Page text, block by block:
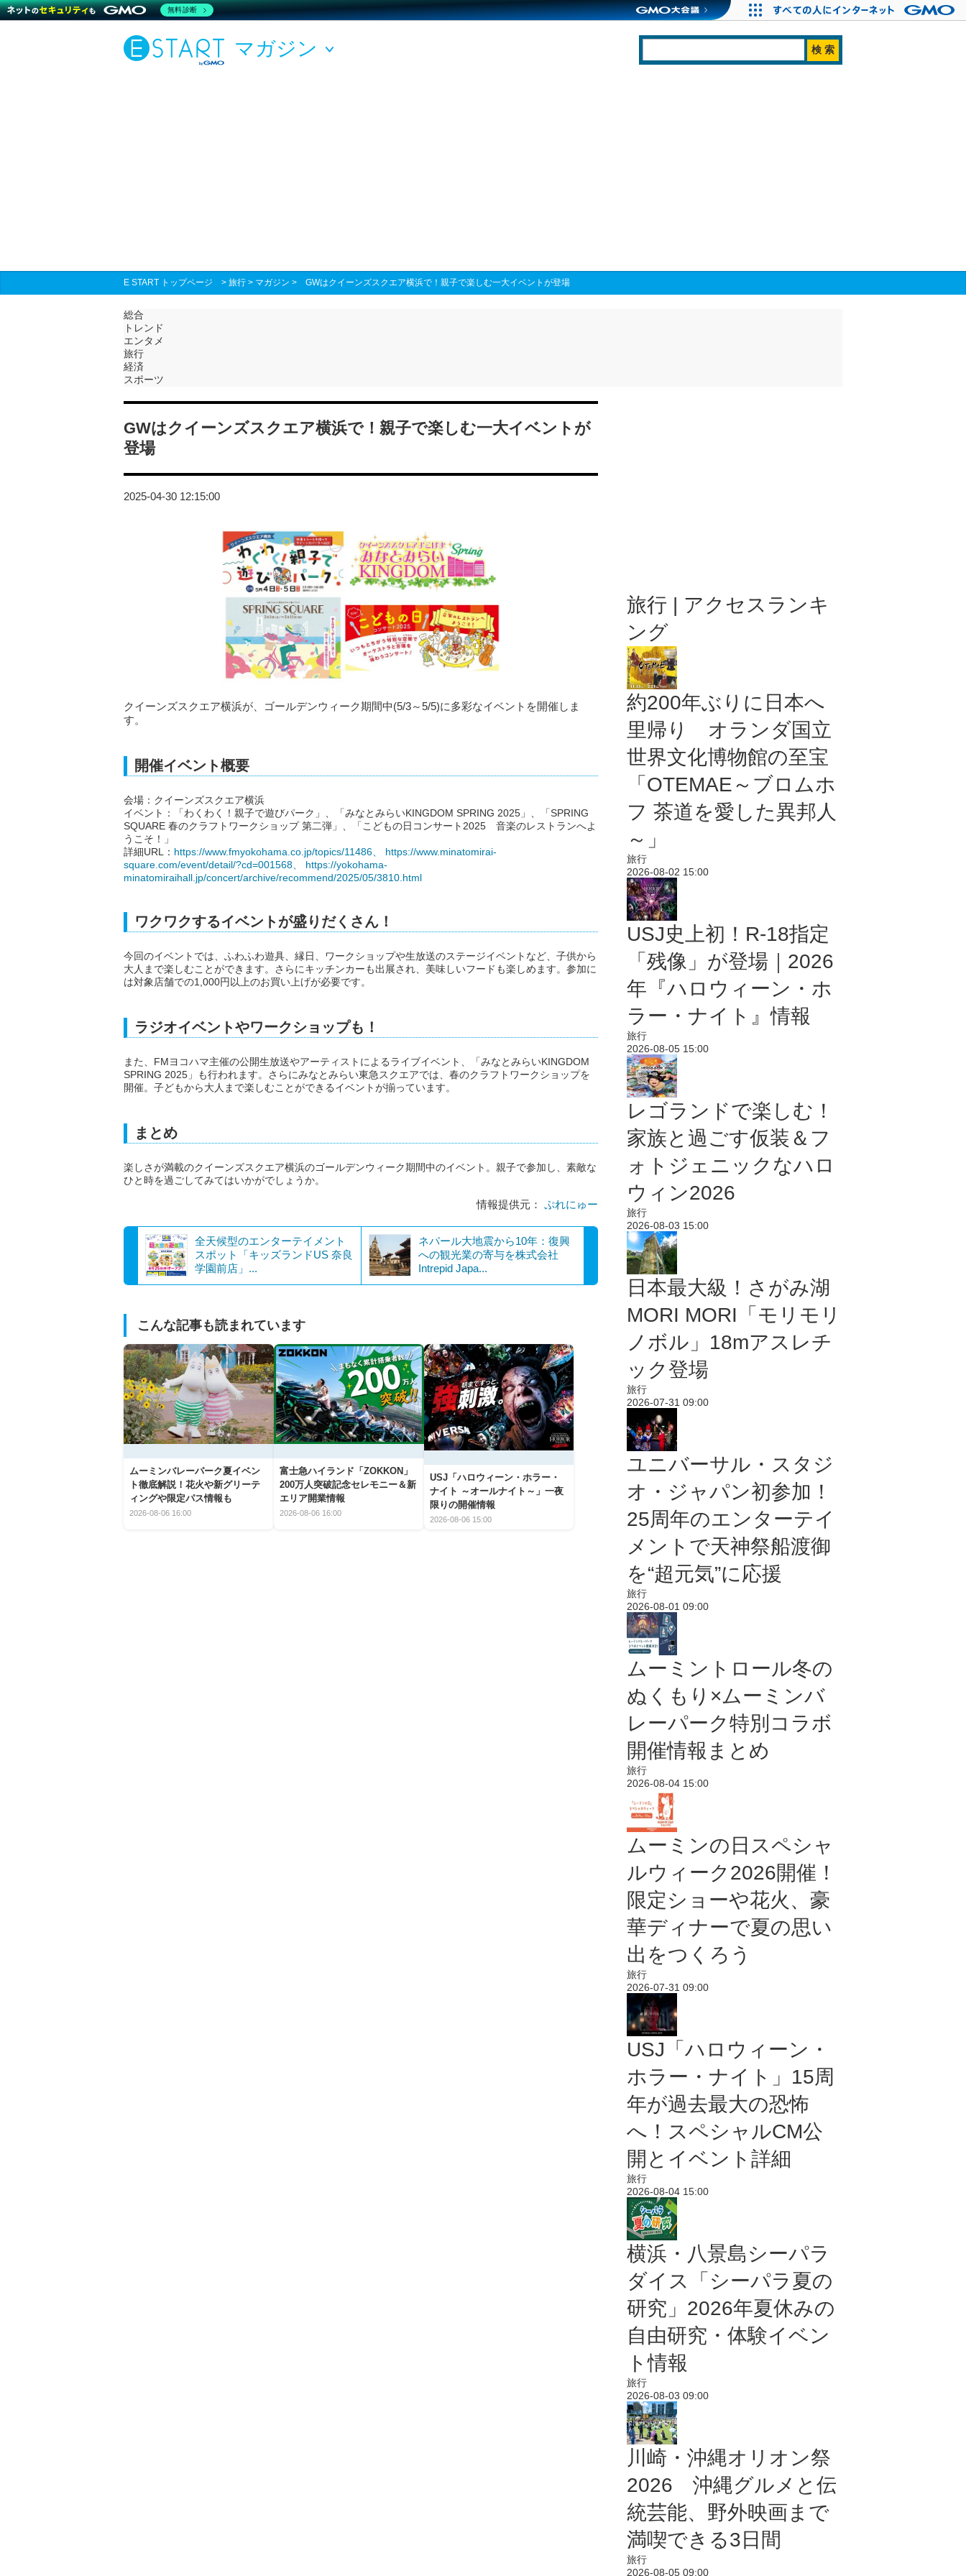
マガジン
E START トップページ > 旅行 > マガジン > GWはクイーンズスクエア横浜で！親子で楽しむ一大イベントが登場
総合
トレンド
エンタメ
旅行
経済
スポーツ
GWはクイーンズスクエア横浜で！親子で楽しむ一大イベントが
登場
2025-04-30 12:15:00
クイーンズスクエア横浜が、ゴールデンウィーク期間中(5/3～5/5)に多彩なイベントを開催しま
す。
開催イベント概要
会場：クイーンズスクエア横浜
イベント：「わくわく！親子で遊びパーク」、「みなとみらいKINGDOM SPRING 2025」、「SPRING
SQUARE 春のクラフトワークショップ 第二弾」、「こどもの日コンサート2025 音楽のレストランへよ
うこそ！」
詳細URL： https://www.fmyokohama.co.jp/topics/11486、
https://www.minatomirai-
square.com/event/detail/?cd=001568、
https://yokohama-
minatomiraihall.jp/concert/archive/recommend/2025/05/3810.html
ワクワクするイベントが盛りだくさん！
今回のイベントでは、ふわふわ遊具、縁日、ワークショップや生放送のステージイベントなど、子供から
大人まで楽しむことができます。さらにキッチンカーも出展され、美味しいフードも楽しめます。参加に
は対象店舗での1,000円以上のお買い上げが必要です。
ラジオイベントやワークショップも！
また、FMヨコハマ主催の公開生放送やアーティストによるライブイベント、「みなとみらいKINGDOM
SPRING 2025」も行われます。さらにみなとみらい東急スクエアでは、春のクラフトワークショップを
開催。子どもから大人まで楽しむことができるイベントが揃っています。
まとめ
楽しさが満載のクイーンズスクエア横浜のゴールデンウィーク期間中のイベント。親子で参加し、素敵な
ひと時を過ごしてみてはいかがでしょうか。
情報提供元： ぷれにゅー
全天候型のエンターテイメント
スポット「キッズランドUS 奈良
学園前店」...
ネパール大地震から10年：復興
への観光業の寄与を株式会社
Intrepid Japa...
こんな記事も読まれています
ムーミンバレーパーク夏イベン
ト徹底解説！花火や新グリーテ
ィングや限定パス情報も
2026-08-06 16:00
富士急ハイランド「ZOKKON」
200万人突破記念セレモニー＆新
エリア開業情報
2026-08-06 16:00
USJ「ハロウィーン・ホラー・
ナイト ～オールナイト～」一夜
限りの開催情報
2026-08-06 15:00
旅行 | アクセスランキ
ング
約200年ぶりに日本へ
里帰り オランダ国立
世界文化博物館の至宝
「OTEMAE～ブロムホ
フ 茶道を愛した異邦人
～」
旅行
2026-08-02 15:00
USJ史上初！R-18指定
「残像」が登場｜2026
年『ハロウィーン・ホ
ラー・ナイト』情報
旅行
2026-08-05 15:00
レゴランドで楽しむ！
家族と過ごす仮装＆フ
ォトジェニックなハロ
ウィン2026
旅行
2026-08-03 15:00
日本最大級！さがみ湖
MORI MORI「モリモリ
ノボル」18mアスレチ
ック登場
旅行
2026-07-31 09:00
ユニバーサル・スタジ
オ・ジャパン初参加！
25周年のエンターテイ
メントで天神祭船渡御
を“超元気”に応援
旅行
2026-08-01 09:00
ムーミントロール冬の
ぬくもり×ムーミンバ
レーパーク特別コラボ
開催情報まとめ
旅行
2026-08-04 15:00
ムーミンの日スペシャ
ルウィーク2026開催！
限定ショーや花火、豪
華ディナーで夏の思い
出をつくろう
旅行
2026-07-31 09:00
USJ「ハロウィーン・
ホラー・ナイト」15周
年が過去最大の恐怖
へ！スペシャルCM公
開とイベント詳細
旅行
2026-08-04 15:00
横浜・八景島シーパラ
ダイス「シーパラ夏の
研究」2026年夏休みの
自由研究・体験イベン
ト情報
旅行
2026-08-03 09:00
川崎・沖縄オリオン祭
2026 沖縄グルメと伝
統芸能、野外映画まで
満喫できる3日間
旅行
2026-08-05 09:00
無料診断